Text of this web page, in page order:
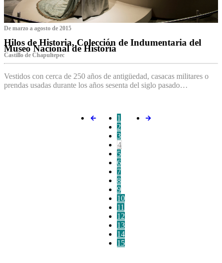
De marzo a agosto de 2015
Hilos de Historia, Colección de Indumentaria del
Museo Nacional de Historia
Castillo de Chapultepec
Vestidos con cerca de 250 años de antigüedad, casacas militares o
prendas usadas durante los años sesenta del siglo pasado…
1
2
3
4
5
6
7
8
9
10
11
12
13
14
15